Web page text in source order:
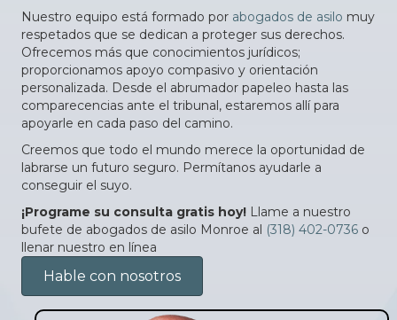
Nuestro equipo está formado por abogados de asilo muy
respetados que se dedican a proteger sus derechos.
Ofrecemos más que conocimientos jurídicos;
proporcionamos apoyo compasivo y orientación
personalizada. Desde el abrumador papeleo hasta las
comparecencias ante el tribunal, estaremos allí para
apoyarle en cada paso del camino.
Creemos que todo el mundo merece la oportunidad de
labrarse un futuro seguro. Permítanos ayudarle a
conseguir el suyo.
¡Programe su consulta gratis hoy! Llame a nuestro
bufete de abogados de asilo Monroe al (318) 402-0736 o
llenar nuestro en línea
Hable con nosotros